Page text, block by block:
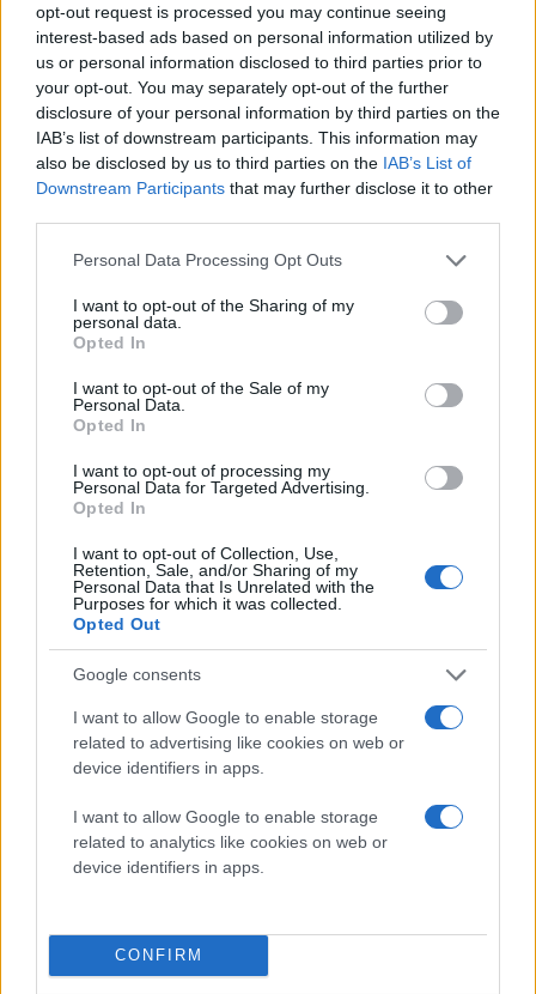
opt-out request is processed you may continue seeing
interest-based ads based on personal information utilized by
us or personal information disclosed to third parties prior to
your opt-out. You may separately opt-out of the further
disclosure of your personal information by third parties on the
IAB’s list of downstream participants. This information may
also be disclosed by us to third parties on the IAB’s List of
Downstream Participants that may further disclose it to other
Please note that this website/app uses one or more Google
not limited to your visit or usage behaviour. You may click to
grant or deny consent to Google and its third-party tags to
use your data for below specified purposes in below Google
consent section.
Personal Data Processing Opt Outs
I want to opt-out of the Sharing of my
personal data.
Opted In
I want to opt-out of the Sale of my
Personal Data.
Opted In
I want to opt-out of processing my
Personal Data for Targeted Advertising.
Opted In
I want to opt-out of Collection, Use,
Retention, Sale, and/or Sharing of my
Personal Data that Is Unrelated with the
Purposes for which it was collected.
Opted Out
Google consents
I want to allow Google to enable storage
related to advertising like cookies on web or
device identifiers in apps.
I want to allow Google to enable storage
related to analytics like cookies on web or
device identifiers in apps.
CONFIRM
Τα αστέρια βρίσκονται σε μια λεπτή ισορροπία μεταξύ
της δικής τους βαρύτητας και της μηχανής σύντηξης
που πυροδοτούν. Η καθαρή μάζα ενός άστρου είναι
αρκετή για να συνθλίψει τα ελαφρύτερα στοιχεία σε
βαρύτερα, γεγονός που απελευθερώνει ενέργεια.
Αρκετή ενέργεια που απελευθερώνεται με αυτόν τον
τρόπο μπορεί να ασκήσει μια φυσική πίεση στις
βαρύτητα και ελέγχοντας την εισροή ύλης.
Δημιουργείται ένα είδος αστρικού φυτιλιού.
Η ζωή των άστρων μετριέται σε δισεκατομμύρια
χρόνια, αλλά ο βίαιος θάνατός τους μπορεί να
διαρκέσει μόλις δευτερόλεπτα. Στο τέλος της ζωής
αποθέματα καυσίμων του, η εξωτερική πίεση της
σύντηξης δεν είναι πλέον αρκετή για να
αρκετά συμπαγής, θα καταρρεύσει και θα
απελευθερώσει ένα ωστικό κύμα εκτόνωσης, το
οποίο πυροδοτεί έναν υπερκαινοφανή αστέρα.
Ένας αριθμός κοντινών ή γνωστών αστέρων έχουν
αναγνωριστεί ως υποψήφιοι για σουπερνόβα
κατάρρευσης πυρήνα, συμπεριλαμβανομένου ενός
λαμπρού, υψηλής μάζας μπλε αστέρα που ονομάζεται
Spica και του κόκκινου υπεργίγαντα Betelgeuse. Εν
τω μεταξύ, το νεφέλωμα του Κάβουρα έχει
ταυτοποιηθεί ως το αποτέλεσμα του σουπερνόβα του